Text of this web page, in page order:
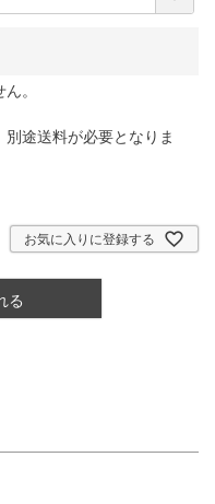
。
途送料が必要となりま
お気に入りに登録する
る